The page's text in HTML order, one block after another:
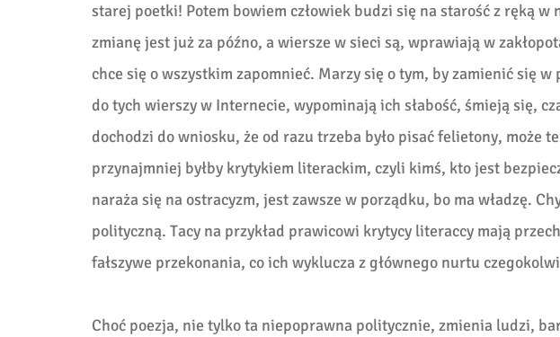
starej poetki! Potem bowiem człowiek budzi się na starość z ręką
zmianę jest już za późno, a wiersze w sieci są, wprawiają w
chce się o wszystkim zapomnieć. Marzy się o tym, by zamienić się
do tych wierszy w Internecie, wypominają ich słabość, śmieją się,
dochodzi do wniosku, że od razu trzeba było pisać felietony, może
przynajmniej byłby krytykiem literackim, czyli kimś, kto jest
naraża się na ostracyzm, jest zawsze w porządku, bo ma władzę.
polityczną. Tacy na przykład prawicowi krytycy literaccy mają
fałszywe przekonania, co ich wyklucza z głównego nurtu
Choć poezja, nie tylko ta niepoprawna politycznie, zmienia ludzi,